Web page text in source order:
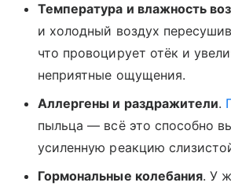
Температура и влажность
и холодный воздух
что провоцирует отёк и
неприятные ощущения.
Аллергены и раздражители.
пыльца — всё это способно
усиленную реакцию
Гормональные колебания. У